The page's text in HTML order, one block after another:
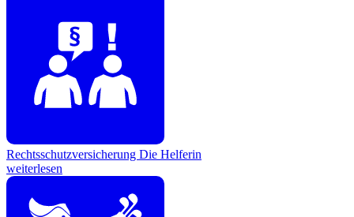
Rechtsschutzversicherung Die Helferin
weiterlesen